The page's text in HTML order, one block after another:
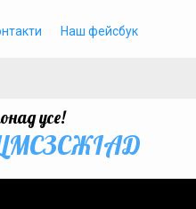
Наш фейсбук
усе!